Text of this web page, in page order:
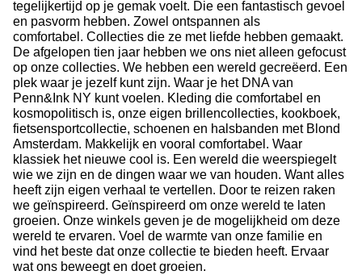
tegelijkertijd op je gemak voelt. Die een fantastisch gevoel
en pasvorm hebben. Zowel ontspannen als
comfortabel. Collecties die ze met liefde hebben gemaakt.
De afgelopen tien jaar hebben we ons niet alleen gefocust
op onze collecties. We hebben een wereld gecreëerd. Een
plek waar je jezelf kunt zijn. Waar je het DNA van
Penn&Ink NY kunt voelen. Kleding die comfortabel en
kosmopolitisch is, onze eigen brillencollecties, kookboek,
fietsensportcollectie, schoenen en halsbanden met Blond
Amsterdam. Makkelijk en vooral comfortabel. Waar
klassiek het nieuwe cool is. Een wereld die weerspiegelt
wie we zijn en de dingen waar we van houden. Want alles
heeft zijn eigen verhaal te vertellen. Door te reizen raken
we geïnspireerd. Geïnspireerd om onze wereld te laten
groeien. Onze winkels geven je de mogelijkheid om deze
wereld te ervaren. Voel de warmte van onze familie en
vind het beste dat onze collectie te bieden heeft. Ervaar
wat ons beweegt en doet groeien.